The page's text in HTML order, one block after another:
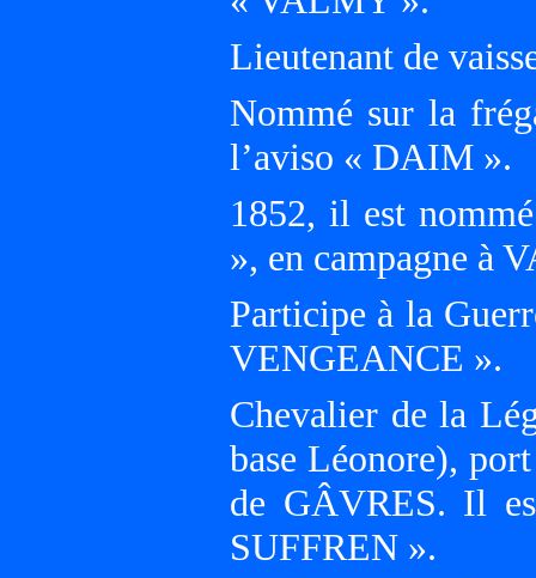
Lieutenant de
Nommé sur la
l’aviso « DAIM ».
1852, il est
», en campagne à
Participe à la
VENGEANCE ».
Chevalier de la
base Léonore),
de GÂVRES. Il
SUFFREN ».